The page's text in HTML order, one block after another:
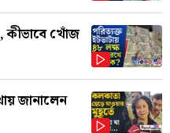
কীভাবে খোঁজ
জানালেন